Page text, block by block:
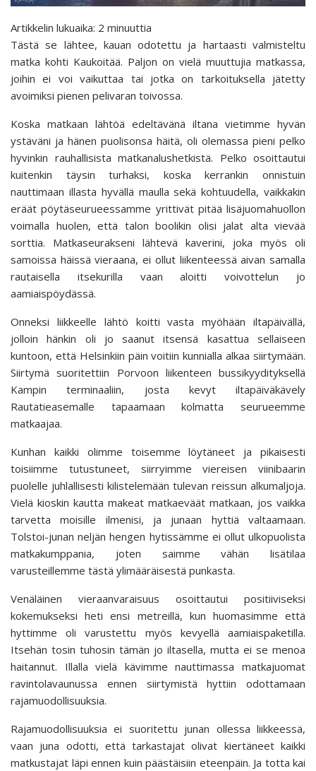
Artikkelin lukuaika: 2 minuuttia
Tästä se lähtee, kauan odotettu ja hartaasti valmisteltu
matka kohti Kaukoitää. Paljon on vielä muuttujia matkassa,
joihin ei voi vaikuttaa tai jotka on tarkoituksella jätetty
avoimiksi pienen pelivaran toivossa.
Koska matkaan lähtöä edeltävänä iltana vietimme hyvän
ystäväni ja hänen puolisonsa häitä, oli olemassa pieni pelko
hyvinkin rauhallisista matkanalushetkistä. Pelko osoittautui
kuitenkin täysin turhaksi, koska kerrankin onnistuin
nauttimaan illasta hyvällä maulla sekä kohtuudella, vaikkakin
eräät pöytäseurueessamme yrittivät pitää lisäjuomahuollon
voimalla huolen, että talon boolikin olisi jalat alta vievää
sorttia. Matkaseurakseni lähtevä kaverini, joka myös oli
samoissa häissä vieraana, ei ollut liikenteessä aivan samalla
rautaisella itsekurilla vaan aloitti voivottelun jo
aamiaispöydässä.
Onneksi liikkeelle lähtö koitti vasta myöhään iltapäivällä,
jolloin hänkin oli jo saanut itsensä kasattua sellaiseen
kuntoon, että Helsinkiin päin voitiin kunnialla alkaa siirtymään.
Siirtymä suoritettiin Porvoon liikenteen bussikyydityksellä
Kampin terminaaliin, josta kevyt iltapäiväkävely
Rautatieasemalle tapaamaan kolmatta seurueemme
matkaajaa.
Kunhan kaikki olimme toisemme löytäneet ja pikaisesti
toisiimme tutustuneet, siirryimme viereisen viinibaarin
puolelle juhlallisesti kilistelemään tulevan reissun alkumaljoja.
Vielä kioskin kautta makeat matkaeväät matkaan, jos vaikka
tarvetta moisille ilmenisi, ja junaan hyttiä valtaamaan.
Tolstoi-junan neljän hengen hytissämme ei ollut ulkopuolista
matkakumppania, joten saimme vähän lisätilaa
varusteillemme tästä ylimääräisestä punkasta.
Venäläinen vieraanvaraisuus osoittautui positiiviseksi
kokemukseksi heti ensi metreillä, kun huomasimme että
hyttimme oli varustettu myös kevyellä aamiaispaketilla.
Itsehän tosin tuhosin tämän jo iltasella, mutta ei se menoa
haitannut. Illalla vielä kävimme nauttimassa matkajuomat
ravintolavaunussa ennen siirtymistä hyttiin odottamaan
rajamuodollisuuksia.
Rajamuodollisuuksia ei suoritettu junan ollessa liikkeessä,
vaan juna odotti, että tarkastajat olivat kiertäneet kaikki
matkustajat läpi ennen kuin päästäisiin eteenpäin. Ja totta kai